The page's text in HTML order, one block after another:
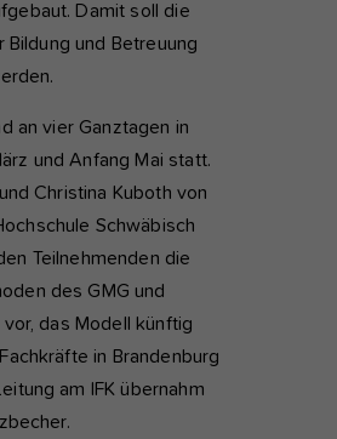
Damit soll die
Bildung und Betreuung
an vier Ganztagen in
und Anfang Mai statt.
Christina Kuboth von
Schwäbisch
Teilnehmenden die
des GMG und
das Modell künftig
in Brandenburg
am IFK übernahm